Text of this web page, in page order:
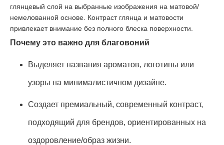
глянцевый слой на выбранные изображения на матовой/
немелованной основе. Контраст глянца и матовости
привлекает внимание без полного блеска поверхности.
Почему это важно для благовоний
Выделяет названия ароматов, логотипы или
узоры на минималистичном дизайне.
Создает премиальный, современный контраст,
подходящий для брендов, ориентированных на
оздоровление/образ жизни.